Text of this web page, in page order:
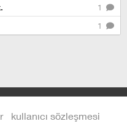
1
1
kullanıcı sözleşmesi